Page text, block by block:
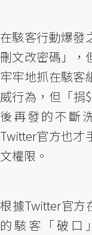
在駭客行動爆發
刪文改密碼」，
牢牢地抓在駭客
威行為，但「捐
後再發的不斷
Twitter官方也才
文權限。
根據Twitter官方
的駭客「破口